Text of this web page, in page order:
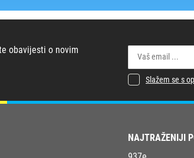
obavijesti o novim
Slažem se s
NAJTRAŽENIJI